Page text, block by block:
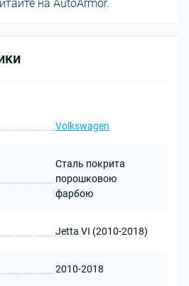
на AutoArmor.
Volkswagen
Сталь покрита
порошковою
фарбою
Jetta VI (2010-2018)
2010-2018